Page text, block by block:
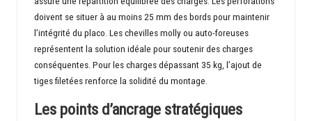
doivent se situer à au moins 25 mm des bords pour maintenir
l’intégrité du placo. Les chevilles molly ou auto-foreuses
représentent la solution idéale pour soutenir des charges
conséquentes. Pour les charges dépassant 35 kg, l’ajout de
tiges filetées renforce la solidité du montage.
Les points d’ancrage stratégiques